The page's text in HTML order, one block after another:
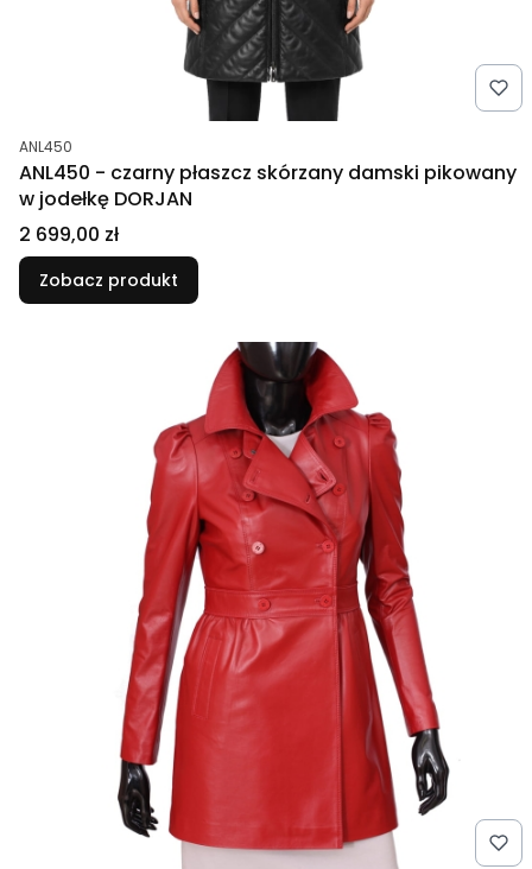
Kod produktu
ANL450
ANL450 - czarny płaszcz skórzany damski pikowany
w jodełkę DORJAN
Cena
2 699,00 zł
Zobacz produkt